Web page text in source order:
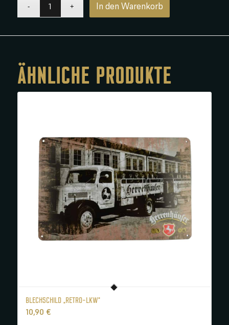
In den Warenkorb
ÄHNLICHE PRODUKTE
BLECHSCHILD „RETRO-LKW“
10,90 €